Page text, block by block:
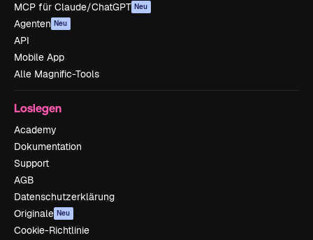
MCP für Claude/ChatGPT Neu
Agenten Neu
API
Mobile App
Alle Magnific-Tools
Loslegen
Academy
Dokumentation
Support
AGB
Datenschutzerklärung
Originale Neu
Cookie-Richtlinie